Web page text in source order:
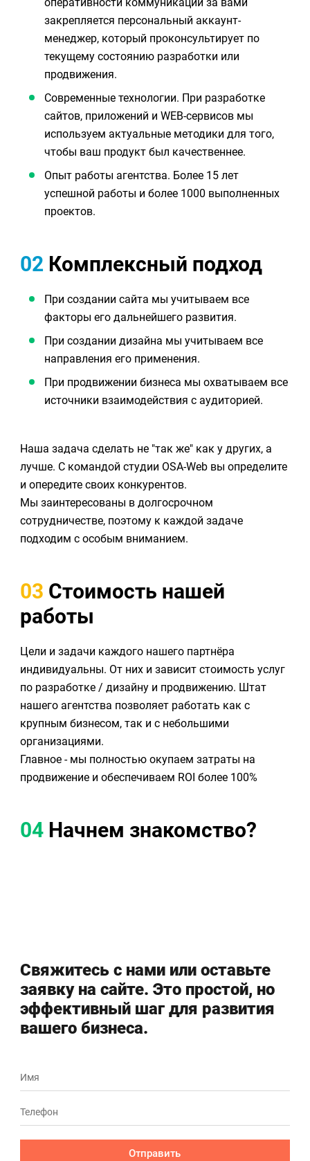
оперативности коммуникации за вами
закрепляется персональный аккаунт-
менеджер, который проконсультирует по
текущему состоянию разработки или
продвижения.
Современные технологии. При разработке
сайтов, приложений и WEB-сервисов мы
используем актуальные методики для того,
чтобы ваш продукт был качественнее.
Опыт работы агентства. Более 15 лет
успешной работы и более 1000 выполненных
проектов.
02 Комплексный подход
При создании сайта мы учитываем все
факторы его дальнейшего развития.
При создании дизайна мы учитываем все
направления его применения.
При продвижении бизнеса мы охватываем все
источники взаимодействия с аудиторией.
Наша задача сделать не "так же" как у других, а
лучше. С командой студии OSA-Web вы определите
и опередите своих конкурентов.
Мы заинтересованы в долгосрочном
сотрудничестве, поэтому к каждой задаче
подходим с особым вниманием.
03 Стоимость нашей
работы
Цели и задачи каждого нашего партнёра
индивидуальны. От них и зависит стоимость услуг
по разработке / дизайну и продвижению. Штат
нашего агентства позволяет работать как с
крупным бизнесом, так и с небольшими
организациями.
Главное - мы полностью окупаем затраты на
продвижение и обеспечиваем ROI более 100%
04 Начнем знакомство?
Свяжитесь с нами или оставьте
заявку на сайте. Это простой, но
эффективный шаг для развития
вашего бизнеса.
Отправить